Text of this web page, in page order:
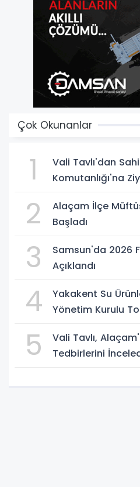
Çok Okunanlar
1
Vali Tavlı'dan
Komutanlığı'na
2
Alaçam İlçe
Başladı
3
Samsun'da 2026
Açıklandı
4
Yakakent Su
Yönetim Kurulu
5
Vali Tavlı,
Tedbirlerini